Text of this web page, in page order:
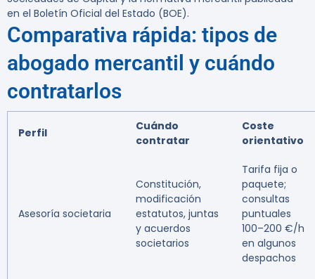
en el Boletín Oficial del Estado (BOE).
Comparativa rápida: tipos de
abogado mercantil y cuándo
contratarlos
Perfil
Cuándo
contratar
Coste
orientativo
Asesoría societaria
Constitución,
modificación
estatutos, juntas
y acuerdos
societarios
Tarifa fija o
paquete;
consultas
puntuales
100–200 €/h
en algunos
despachos